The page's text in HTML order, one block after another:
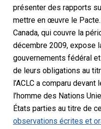
présenter des rapports
mettre en œuvre le Pacte.
Canada, qui couvre la
décembre 2009, expose
gouvernements fédéral
de leurs obligations au
l’ACLC a comparu
l’homme des Nations
États parties au titre de
observations écrites et